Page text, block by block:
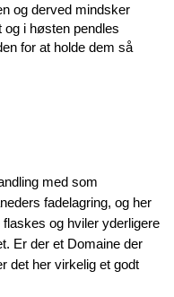
og derved mindsker
og i høsten pendles
for at holde dem så
med som
fadelagring, og her
og hviler yderligere
Er der et Domaine der
det her virkelig et godt